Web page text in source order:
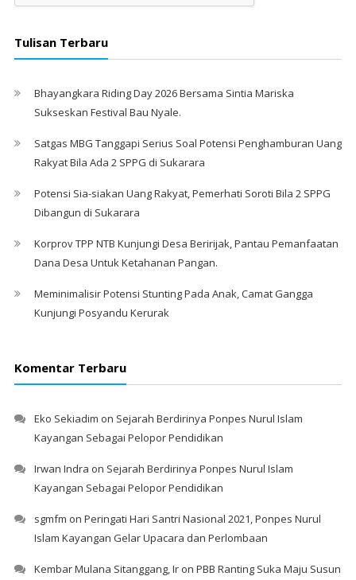
Tulisan Terbaru
Bhayangkara Riding Day 2026 Bersama Sintia Mariska
Sukseskan Festival Bau Nyale. ‎
Satgas MBG Tanggapi Serius Soal Potensi Penghamburan Uang
Rakyat Bila Ada 2 SPPG di Sukarara
Potensi Sia-siakan Uang Rakyat, Pemerhati Soroti Bila 2 SPPG
Dibangun di Sukarara
Korprov TPP NTB Kunjungi Desa Beririjak, Pantau Pemanfaatan
Dana Desa Untuk Ketahanan Pangan.
Meminimalisir Potensi Stunting Pada Anak, Camat Gangga
Kunjungi Posyandu Kerurak
Komentar Terbaru
Eko Sekiadim on Sejarah Berdirinya Ponpes Nurul Islam
Kayangan Sebagai Pelopor Pendidikan
Irwan Indra on Sejarah Berdirinya Ponpes Nurul Islam
Kayangan Sebagai Pelopor Pendidikan
sgmfm on Peringati Hari Santri Nasional 2021, Ponpes Nurul
Islam Kayangan Gelar Upacara dan Perlombaan
Kembar Mulana Sitanggang, Iron PBB Ranting Suka Maju Susun